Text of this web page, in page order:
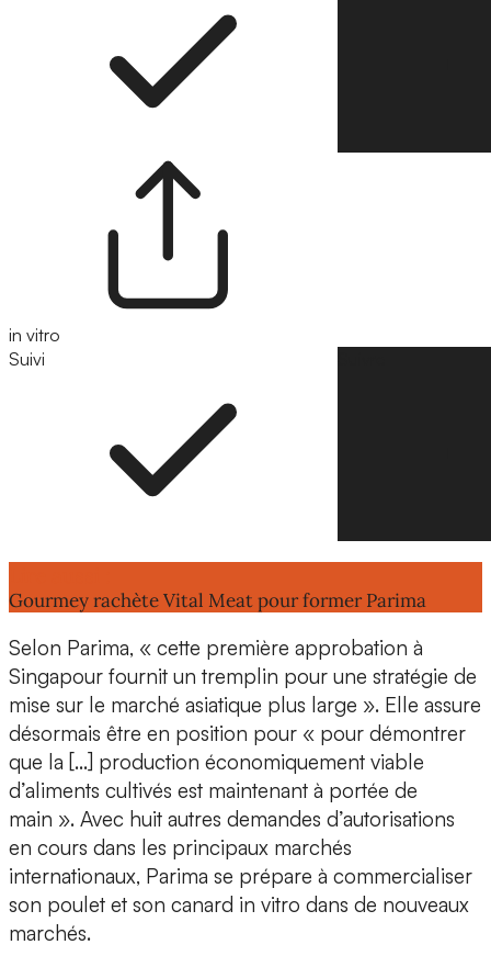
in vitro
Suivi
Gourmey rachète Vital Meat pour former Parima
Selon Parima, « cette première approbation à
Singapour fournit un tremplin pour une stratégie de
mise sur le marché asiatique plus large ». Elle assure
désormais être en position pour « pour démontrer
que la [...] production économiquement viable
d’aliments cultivés est maintenant à portée de
main ». Avec huit autres demandes d’autorisations
en cours dans les principaux marchés
internationaux, Parima se prépare à commercialiser
son poulet et son canard in vitro dans de nouveaux
marchés.